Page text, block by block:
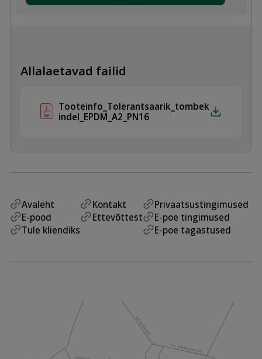
EPDM/A2,
Allalaetavad failid
Tooteinfo_Tolerantsaarik_tombek
indel_EPDM_A2_PN16
Avaleht
E-pood
Tule kliendiks
Kontakt
Ettevõttest
Privaatsustingimused
E-poe tingimused
E-poe tagastused